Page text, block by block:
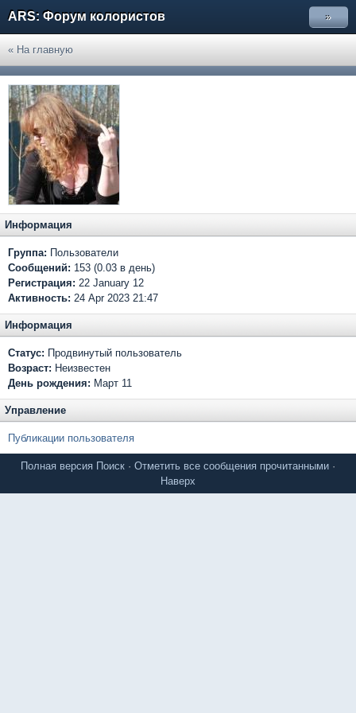
ARS: Форум колористов »
« На главную
Информация
Группа: Пользователи
Сообщений: 153 (0.03 в день)
Регистрация: 22 January 12
Активность: 24 Apr 2023 21:47
Информация
Статус: Продвинутый пользователь
Возраст: Неизвестен
День рождения: Март 11
Управление
Публикации пользователя
Полная версия Поиск · Отметить все сообщения прочитанными ·
Наверх